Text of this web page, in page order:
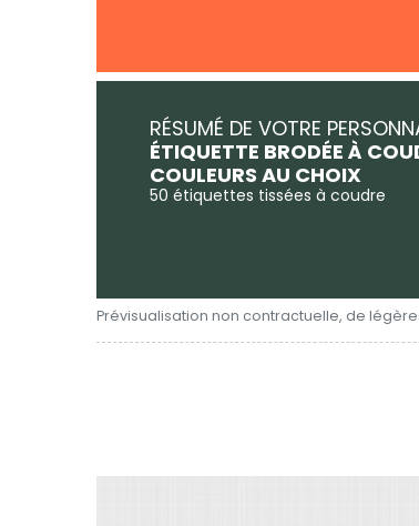
RÉSUMÉ DE VOTRE
ÉTIQUETTE BRODÉE À
COULEURS AU CHOIX
50 étiquettes tissées à coudre
Prévisualisation non contractuelle, de